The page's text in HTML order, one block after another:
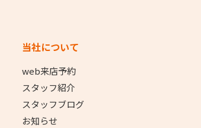
当社について
web来店予約
スタッフ紹介
スタッフブログ
お知らせ